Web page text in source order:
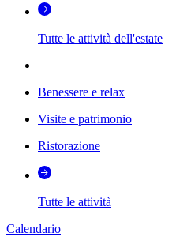
Tutte le attività dell'estate
Benessere e relax
Visite e patrimonio
Ristorazione
Tutte le attività
Calendario